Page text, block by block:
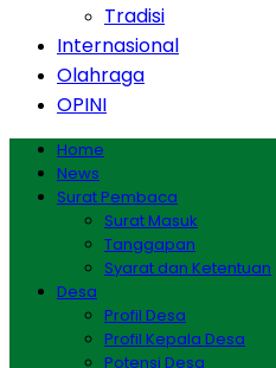
Tradisi
Internasional
Olahraga
OPINI
Home
News
Surat Pembaca
Surat Masuk
Tanggapan
Syarat dan Ketentuan
Desa
Profil Desa
Profil Kepala Desa
Potensi Desa